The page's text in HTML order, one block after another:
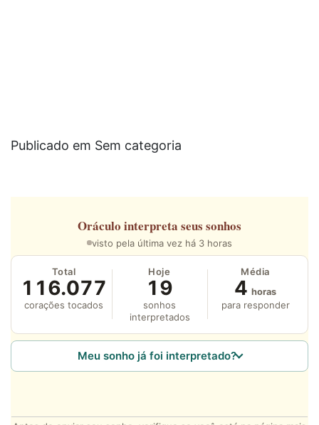
Publicado em Sem categoria
Oráculo interpreta seus sonhos
visto pela última vez há 3 horas
Total
116.077
corações tocados
Hoje
19
sonhos
interpretados
Média
4 horas
para responder
Meu sonho já foi interpretado?